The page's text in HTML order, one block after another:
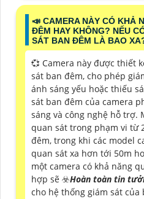
📣 CAMERA NÀY CÓ KHẢ
ĐÊM HAY KHÔNG? NẾU
SÁT BAN ĐÊM LÀ BAO
💞 Camera này được thiết
sát ban đêm, cho phép
ánh sáng yếu hoặc thiếu
sát ban đêm của camera
sáng và công nghệ hỗ trợ.
quan sát trong phạm vi từ
đêm, trong khi các model
quan sát xa hơn tới 50m
một camera có khả năng
hợp sẽ ☣️Hoàn toàn tin
cho hệ thống giám sát của